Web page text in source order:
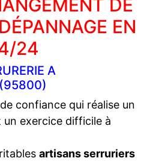
DE
EN
24
A
confiance qui réalise un
un exercice difficile à
artisans serruriers